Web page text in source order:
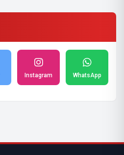
Instagram WhatsApp